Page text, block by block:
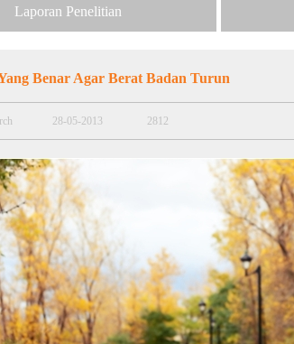
Laporan Penelitian
Benar Agar Berat Badan Turun
28-05-2013 2812